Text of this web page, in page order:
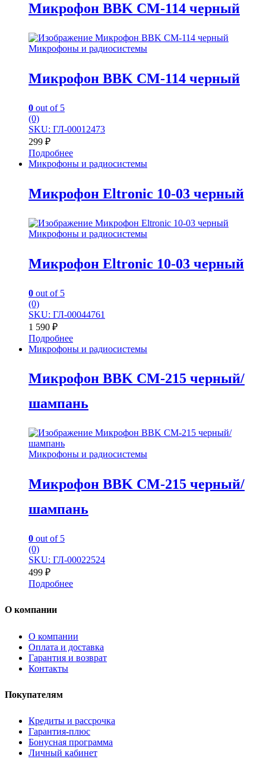
Микрофон BBK CM-114 черный
Микрофоны и радиосистемы
Микрофон BBK CM-114 черный
0 out of 5
(0)
SKU: ГЛ-00012473
299 ₽
Подробнее
Микрофоны и радиосистемы
Микрофон Eltronic 10-03 черный
Микрофоны и радиосистемы
Микрофон Eltronic 10-03 черный
0 out of 5
(0)
SKU: ГЛ-00044761
1 590 ₽
Подробнее
Микрофоны и радиосистемы
Микрофон BBK CM-215 черный/
шампань
Микрофоны и радиосистемы
Микрофон BBK CM-215 черный/
шампань
0 out of 5
(0)
SKU: ГЛ-00022524
499 ₽
Подробнее
О компании
О компании
Оплата и доставка
Гарантия и возврат
Контакты
Покупателям
Кредиты и рассрочка
Гарантия-плюс
Бонусная программа
Личный кабинет